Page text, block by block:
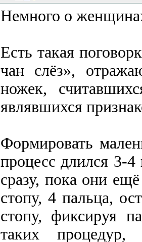
Немного о
Есть такая
чан слёз»,
ножек,
являвшихся
Формировать
процесс длился 3-4
сразу, пока они
стопу, 4 пальца,
стопу, фиксируя
таких процедур,